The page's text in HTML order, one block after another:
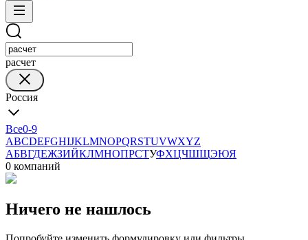
расчет
Россия
Все0-9
ABCDEFGHIJKLMNOPQRSTUVWXYZ
АБВГДЕЖЗИЙКЛМНОПРСТУФХЦЧШЩЭЮЯ
0 компаний
Ничего не нашлось